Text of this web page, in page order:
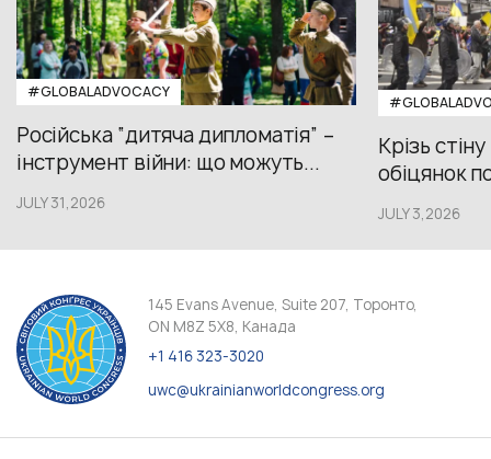
#GLOBALADVOCACY
Російська “дитяча дипломатія” –
інструмент війни: що можуть...
JULY 31,2026
Крізь
обіцянок
JULY 3,2026
145 Evans Avenue, Suite 207, Торонто,
ON M8Z 5X8, Канада
+1 416 323-3020
uwc@ukrainianworldcongress.org